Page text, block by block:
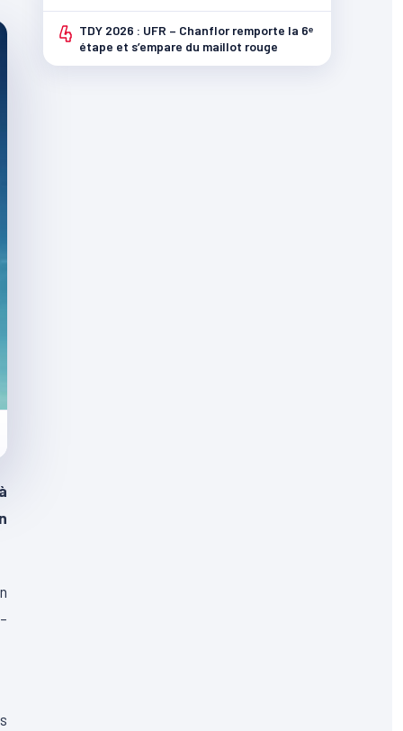
4 TDY 2026 : UFR – Chanflor remporte la 6ᵉ
étape et s’empare du maillot rouge